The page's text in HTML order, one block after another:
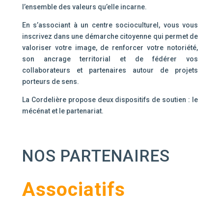
l’ensemble des valeurs qu’elle incarne.
En s’associant à un centre socioculturel, vous vous
inscrivez dans une démarche citoyenne qui permet de
valoriser votre image, de renforcer votre notoriété,
son ancrage territorial et de fédérer vos
collaborateurs et partenaires autour de projets
porteurs de sens.
La Cordelière propose deux dispositifs de soutien : le
mécénat et le partenariat.
NOS PARTENAIRES
Associatifs